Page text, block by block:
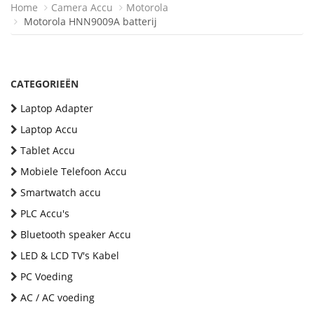
Home Camera Accu
Motorola
Motorola HNN9009A batterij
CATEGORIEËN
Laptop Adapter
Laptop Accu
Tablet Accu
Mobiele Telefoon Accu
Smartwatch accu
PLC Accu's
Bluetooth speaker Accu
LED & LCD TV's Kabel
PC Voeding
AC / AC voeding